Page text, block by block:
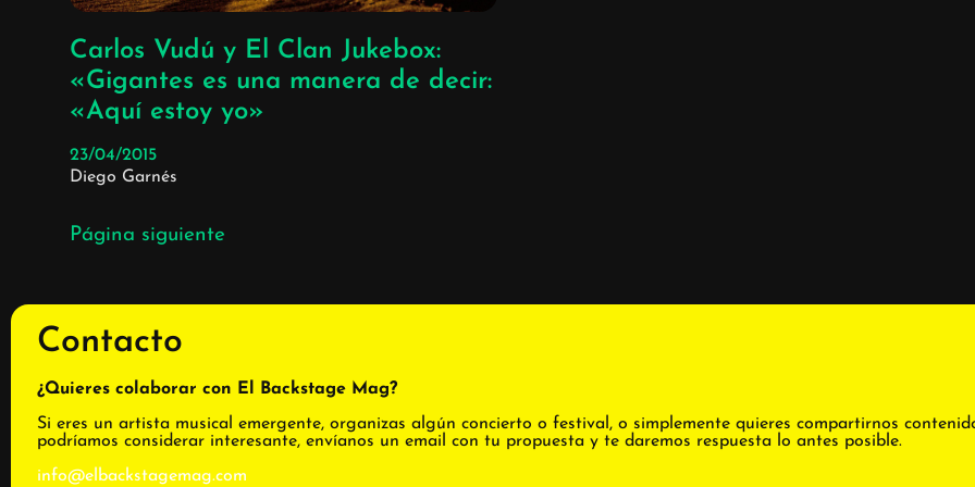
Carlos Vudú y El Clan Jukebox:
«Gigantes es una manera de decir:
«Aquí estoy yo»
23/04/2015
Diego Garnés
Página siguiente
Contacto
¿Quieres colaborar con El Backstage Mag?
Si eres un artista musical emergente, organizas algún concierto o festival, o simplemente quieres compartirnos
podríamos considerar interesante, envíanos un email con tu propuesta y te daremos respuesta lo antes posible.
info@elbackstagemag.com